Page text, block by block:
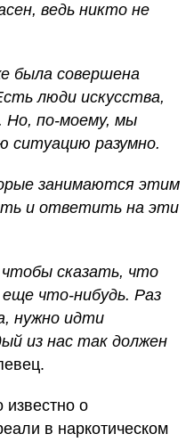
ведь никто не
была совершена
люди искусства,
по-моему, мы
ситуацию разумно.
занимаются этим
и ответить на эти
сказать, что
что-нибудь. Раз
нужно идти
из нас так должен
известно о
в наркотическом